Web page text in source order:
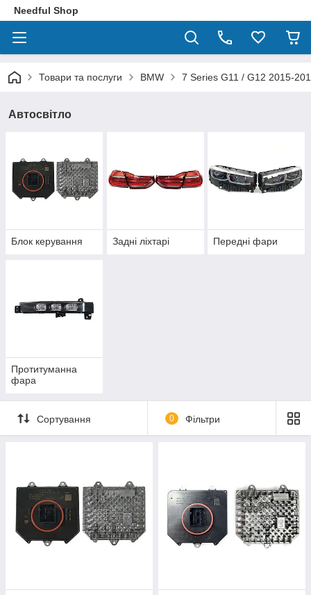
Needful Shop
Товари та послуги BMW 7 Series G11 / G12 2015-
Автосвітло
Блок керування Задні ліхтарі Передні фари
Протитуманна
фара
Сортування 0 Фільтри